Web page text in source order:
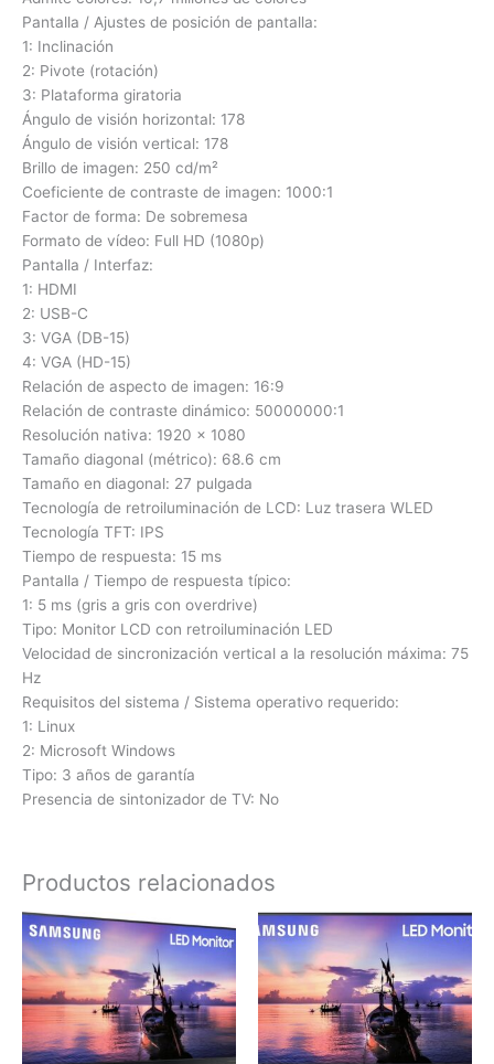
Pantalla / Ajustes de posición de pantalla:
1: Inclinación
2: Pivote (rotación)
3: Plataforma giratoria
Ángulo de visión horizontal: 178
Ángulo de visión vertical: 178
Brillo de imagen: 250 cd/m²
Coeficiente de contraste de imagen: 1000:1
Factor de forma: De sobremesa
Formato de vídeo: Full HD (1080p)
Pantalla / Interfaz:
1: HDMI
2: USB-C
3: VGA (DB-15)
4: VGA (HD-15)
Relación de aspecto de imagen: 16:9
Relación de contraste dinámico: 50000000:1
Resolución nativa: 1920 x 1080
Tamaño diagonal (métrico): 68.6 cm
Tamaño en diagonal: 27 pulgada
Tecnología de retroiluminación de LCD: Luz trasera WLED
Tecnología TFT: IPS
Tiempo de respuesta: 15 ms
Pantalla / Tiempo de respuesta típico:
1: 5 ms (gris a gris con overdrive)
Tipo: Monitor LCD con retroiluminación LED
Velocidad de sincronización vertical a la resolución máxima: 75
Hz
Requisitos del sistema / Sistema operativo requerido:
1: Linux
2: Microsoft Windows
Tipo: 3 años de garantía
Presencia de sintonizador de TV: No
Productos relacionados